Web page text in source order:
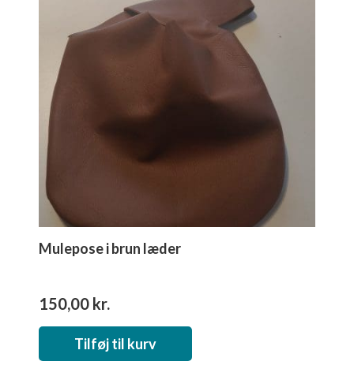
Mulepose i brun læder
150,00 kr.
Tilføj til kurv